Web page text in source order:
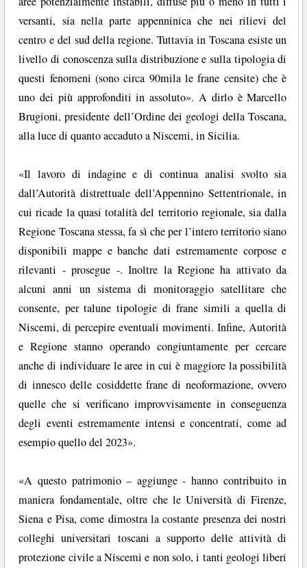
versanti, sia nella parte appenninica che nei rilievi del
centro e del sud della regione. Tuttavia in Toscana esiste un
livello di conoscenza sulla distribuzione e sulla tipologia di
questi fenomeni (sono circa 90mila le frane censite) che è
uno dei più approfonditi in assoluto». A dirlo è Marcello
Brugioni, presidente dell’Ordine dei geologi della Toscana,
alla luce di quanto accaduto a Niscemi, in Sicilia.
«Il lavoro di indagine e di continua analisi svolto sia
dall’Autorità distrettuale dell’Appennino Settentrionale, in
cui ricade la quasi totalità del territorio regionale, sia dalla
Regione Toscana stessa, fa sì che per l’intero territorio siano
disponibili mappe e banche dati estremamente corpose e
rilevanti - prosegue -. Inoltre la Regione ha attivato da
alcuni anni un sistema di monitoraggio satellitare che
consente, per talune tipologie di frane simili a quella di
Niscemi, di percepire eventuali movimenti. Infine, Autorità
e Regione stanno operando congiuntamente per cercare
anche di individuare le aree in cui è maggiore la possibilità
di innesco delle cosiddette frane di neoformazione, ovvero
quelle che si verificano improvvisamente in conseguenza
degli eventi estremamente intensi e concentrati, come ad
esempio quello del 2023».
«A questo patrimonio – aggiunge - hanno contribuito in
maniera fondamentale, oltre che le Università di Firenze,
Siena e Pisa, come dimostra la costante presenza dei nostri
colleghi universitari toscani a supporto delle attività di
protezione civile a Niscemi e non solo, i tanti geologi liberi